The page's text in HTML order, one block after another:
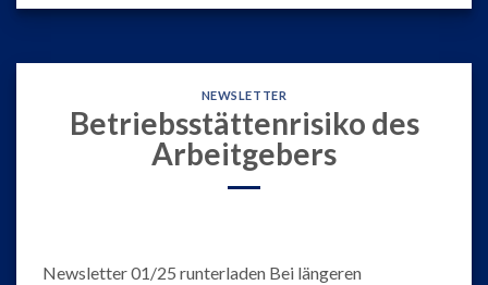
NEWSLETTER
Betriebsstättenrisiko des
Arbeitgebers
Newsletter 01/25 runterladen Bei längeren